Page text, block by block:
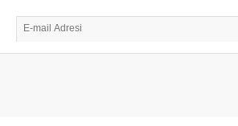
E-mail Adresi